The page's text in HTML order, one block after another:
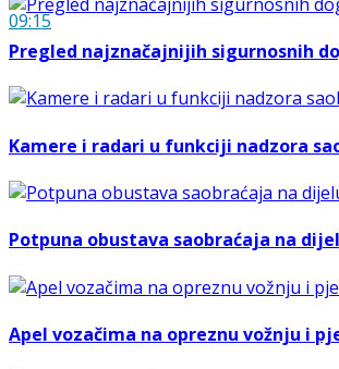
09:15
Pregled najznačajnijih sigurnosnih
Kamere i radari u funkciji nadzora
Potpuna obustava saobraćaja na
Apel vozačima na opreznu vožnju i